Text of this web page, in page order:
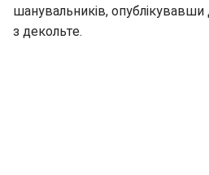
шанувальників, опублікувавши
з декольте.